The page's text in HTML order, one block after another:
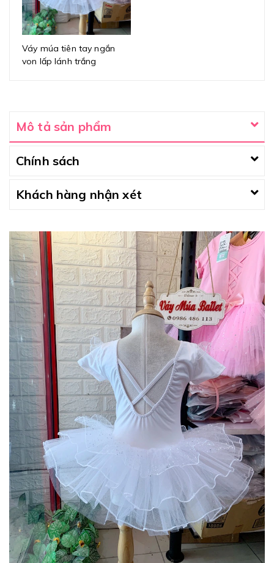
Váy múa tiên tay ngắn
von lấp lánh trắng
Mô tả sản phẩm
Chính sách
Khách hàng nhận xét